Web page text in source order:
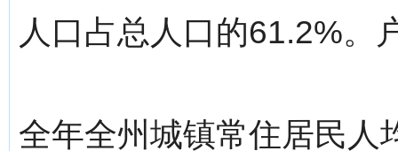
人口占总人口的61.2%。
全年全州城镇常住居民人